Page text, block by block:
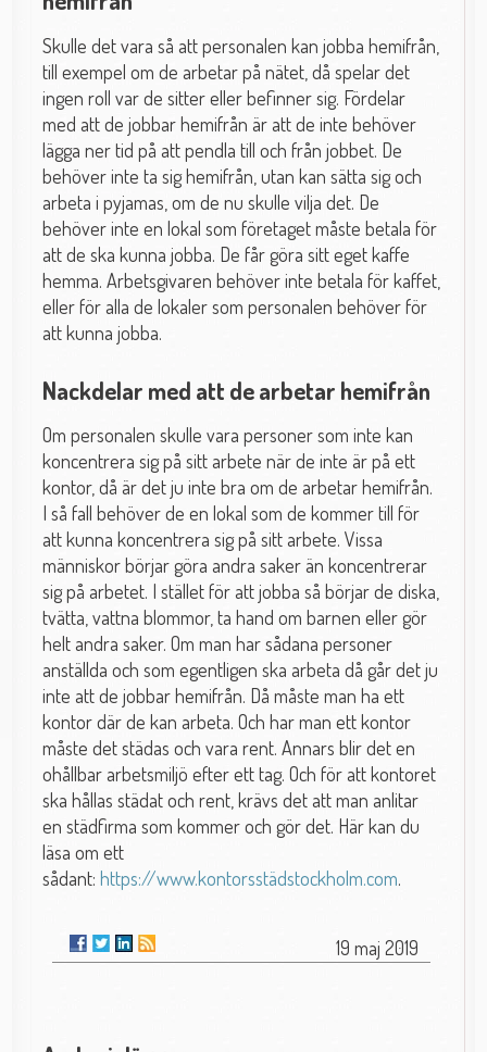
Skulle det vara så att personalen kan jobba hemifrån,
till exempel om de arbetar på nätet, då spelar det
ingen roll var de sitter eller befinner sig. Fördelar
med att de jobbar hemifrån är att de inte behöver
lägga ner tid på att pendla till och från jobbet. De
behöver inte ta sig hemifrån, utan kan sätta sig och
arbeta i pyjamas, om de nu skulle vilja det. De
behöver inte en lokal som företaget måste betala för
att de ska kunna jobba. De får göra sitt eget kaffe
hemma. Arbetsgivaren behöver inte betala för kaffet,
eller för alla de lokaler som personalen behöver för
att kunna jobba.
Nackdelar med att de arbetar hemifrån
Om personalen skulle vara personer som inte kan
koncentrera sig på sitt arbete när de inte är på ett
kontor, då är det ju inte bra om de arbetar hemifrån.
I så fall behöver de en lokal som de kommer till för
att kunna koncentrera sig på sitt arbete. Vissa
människor börjar göra andra saker än koncentrerar
sig på arbetet. I stället för att jobba så börjar de diska,
tvätta, vattna blommor, ta hand om barnen eller gör
helt andra saker. Om man har sådana personer
anställda och som egentligen ska arbeta då går det ju
inte att de jobbar hemifrån. Då måste man ha ett
kontor där de kan arbeta. Och har man ett kontor
måste det städas och vara rent. Annars blir det en
ohållbar arbetsmiljö efter ett tag. Och för att kontoret
ska hållas städat och rent, krävs det att man anlitar
en städfirma som kommer och gör det. Här kan du
läsa om ett
sådant:https://www.kontorsstädstockholm.com.
19 maj 2019